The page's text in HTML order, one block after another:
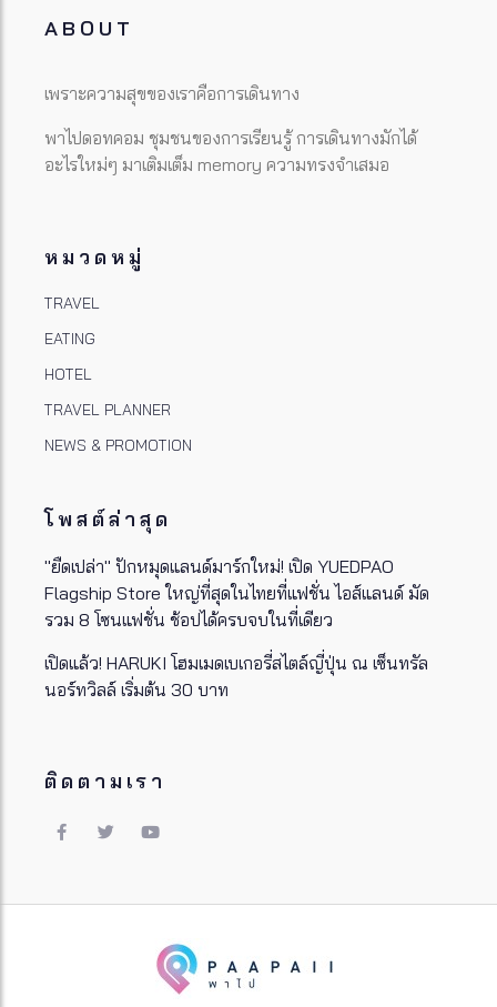
ABOUT
เพราะความสุขของเราคือการเดินทาง
พาไปดอทคอม ชุมชนของการเรียนรู้ การเดินทางมักได้
อะไรใหม่ๆ มาเติมเต็ม memory ความทรงจำเสมอ
หมวดหมู่
TRAVEL
EATING
HOTEL
TRAVEL PLANNER
NEWS & PROMOTION
โพสต์ล่าสุด
"ยืดเปล่า" ปักหมุดแลนด์มาร์กใหม่! เปิด YUEDPAO
Flagship Store ใหญ่ที่สุดในไทยที่แฟชั่น ไอส์แลนด์ มัด
รวม 8 โซนแฟชั่น ช้อปได้ครบจบในที่เดียว
เปิดแล้ว! HARUKI โฮมเมดเบเกอรี่สไตล์ญี่ปุ่น ณ เซ็นทรัล
นอร์ทวิลล์ เริ่มต้น 30 บาท
ติดตามเรา